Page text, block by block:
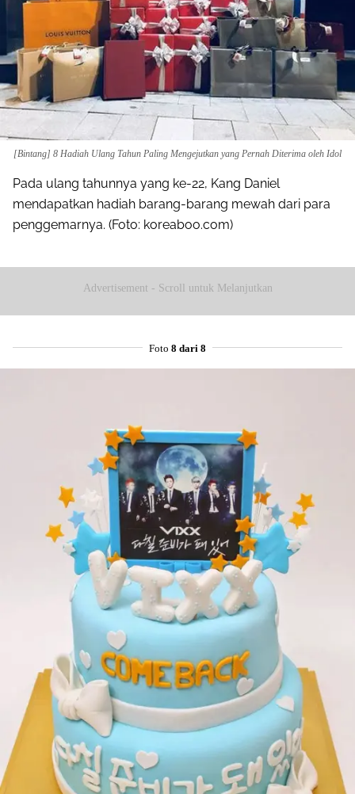
[Bintang] 8 Hadiah Ulang Tahun Paling Mengejutkan yang Pernah Diterima oleh Idol
Pada ulang tahunnya yang ke-22, Kang Daniel
mendapatkan hadiah barang-barang mewah dari para
penggemarnya. (Foto: koreaboo.com)
Advertisement - Scroll untuk Melanjutkan
Foto 8 dari 8